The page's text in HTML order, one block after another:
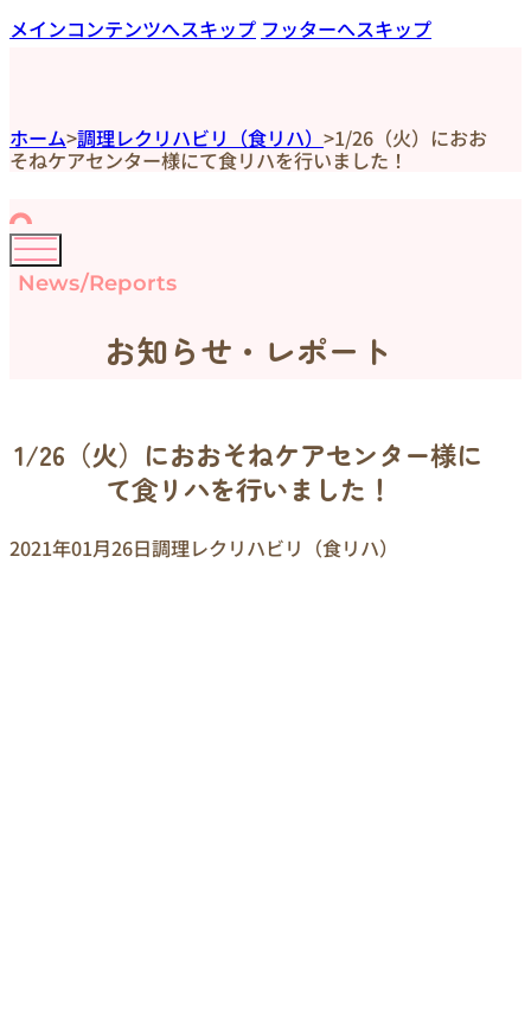
メインコンテンツへスキップ フッターへスキップ
ホーム>調理レクリハビリ（食リハ） >1/26（火）におお
そねケアセンター様にて食リハを行いました！
News/Reports
お知らせ・レポート
1/26（火）におおそねケアセンター様に
て食リハを行いました！
2021年01月26日調理レクリハビリ（食リハ）